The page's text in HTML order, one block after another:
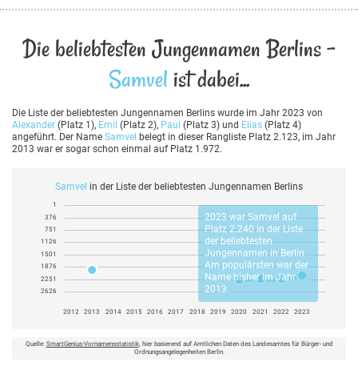
Die beliebtesten Jungennamen Berlins -
Samvel ist dabei...
Die Liste der beliebtesten Jungennamen Berlins wurde im Jahr 2023 von
Alexander (Platz 1), Emil (Platz 2), Paul (Platz 3) und Elias (Platz 4)
angeführt. Der Name Samvel belegt in dieser Rangliste Platz 2.123, im Jahr
2013 war er sogar schon einmal auf Platz 1.972.
Samvel in der Liste der beliebtesten Jungennamen Berlins
2023 war Samvel auf
Platz 2.240 in der Liste
der beliebtesten
Jungennamen in Berlin.
Am populärsten war der
Name bisher im Jahr
2013.
1
376
751
1126
1501
1876
2251
2626
2012 2013 2014 2015 2016 2017 2018 2019 2020 2021 2022 2023
Quelle: SmartGenius-Vornamensstatistik, hier basierend auf Amtlichen Daten des Landesamtes für Bürger- und
Ordnungsangelegenheiten Berlin.